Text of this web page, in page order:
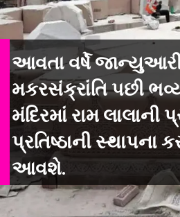
આવતા વર્ષે
મકરસંક્રાંતિ પછી
મંદિરમાં રામ લાલાની
પ્રતિષ્ઠાની સ્થાપના
આવશે.